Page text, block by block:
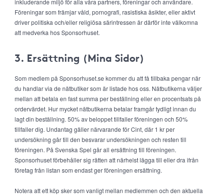
inkluderande miljö för alla våra partners, föreningar och användare.
Föreningar som främjar våld, pornografi, rasistiska åsikter, eller aktivt
driver politiska och/eller religiösa särintressen är därför inte välkomna
att medverka hos Sponsorhuset.
3. Ersättning (Mina Sidor)
Som medlem på Sponsorhuset.se kommer du att få tillbaka pengar när
du handlar via de nätbutiker som är listade hos oss. Nätbutikerna väljer
mellan att betala en fast summa per beställning eller en procentsats på
ordervärdet. Hur mycket nätbutikerna betalar framgår tydligt innan du
lagt din beställning. 50% av beloppet tillfaller föreningen och 50%
tillfaller dig. Undantag gäller närvarande för Cint, där 1 kr per
undersökning går till den besvarar undersökningen och resten till
föreningen. På Svenska Spel går all ersättning till föreningen.
Sponsorhuset förbehåller sig rätten att närhelst lägga till eller dra ifrån
företag från listan som endast ger föreningen ersättning.
Notera att ett köp sker som vanligt mellan medlemmen och den aktuella